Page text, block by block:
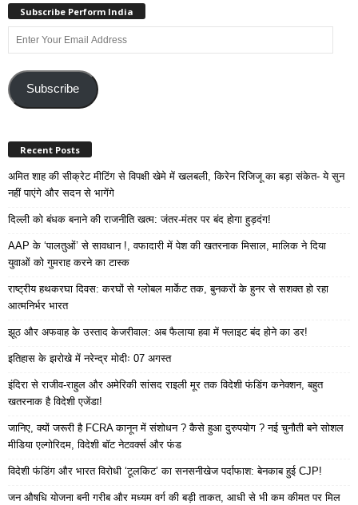
Subscribe Perform India
Enter
Your
AddressSubscribe
Recent Posts
अमित शाह की सीक्रेट मीटिंग से विपक्षी खेमे में खलबली, किरेन रिजिजू का बड़ा संकेत- ये सुन
नहीं पाएंगे और सदन से भागेंगे
दिल्ली को बंधक बनाने की राजनीति खत्म: जंतर-मंतर पर बंद होगा हुड़दंग!
AAP के ‘पालतुओं’ से सावधान !, वफादारी में पेश की खतरनाक मिसाल, मालिक ने दिया
युवाओं को गुमराह करने का टास्क
राष्ट्रीय हथकरघा दिवस: करघों से ग्लोबल मार्केट तक, बुनकरों के हुनर से सशक्त हो रहा
आत्मनिर्भर भारत
झूठ और अफवाह के उस्ताद केजरीवाल: अब फैलाया हवा में फ्लाइट बंद होने का डर!
इतिहास के झरोखे में नरेन्द्र मोदीः 07 अगस्त
इंदिरा से राजीव-राहुल और अमेरिकी सांसद राइली मूर तक विदेशी फंडिंग कनेक्शन, बहुत
खतरनाक है विदेशी एजेंडा!
जानिए, क्यों जरूरी है FCRA कानून में संशोधन ? कैसे हुआ दुरुपयोग ? नई चुनौती बने सोशल
मीडिया एल्गोरिदम, विदेशी बॉट नेटवर्क्स और फंड
विदेशी फंडिंग और भारत विरोधी ‘टूलकिट’ का सनसनीखेज पर्दाफाश: बेनकाब हुई CJP!
जन औषधि योजना बनी गरीब और मध्यम वर्ग की बड़ी ताकत, आधी से भी कम कीमत पर मिल